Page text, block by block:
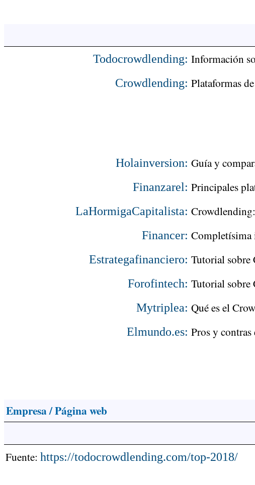
Todocrowdlending: Información
Crowdlending: Plataformas
Holainversion: Guía y
Finanzarel: Principales
LaHormigaCapitalista:
Financer: Completísima
Estrategafinanciero: Tutorial sobre
Forofintech: Tutorial sobre
Mytriplea: Qué es el
Elmundo.es: Pros y
Empresa / Página web
Fuente: https://todocrowdlending.com/top-2018/